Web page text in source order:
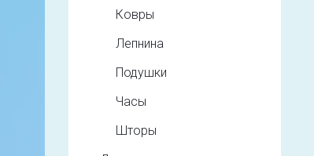
Ковры
Лепнина
Подушки
Часы
Шторы